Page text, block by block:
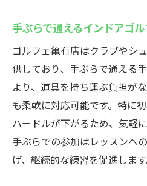
理由
初めてでも通いやす
ール環境
目標達成を支えるイ
の工夫
葛飾区で選ばれるイ
の魅力
手ぶらで通える！亀有の
手ぶらで通えるインドアゴ
ゴルフェ亀有店はクラブやシ
供しており、手ぶらで通える
より、道具を持ち運ぶ負担が
も柔軟に対応可能です。特に
ハードルが下がるため、気軽
手ぶらでの参加はレッスンへ
げ、継続的な練習を促進します